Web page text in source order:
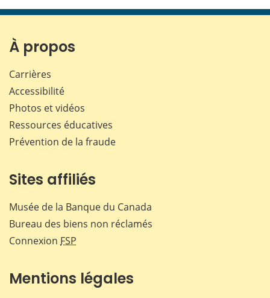
page page page page
À propos
Carrières
Accessibilité
Photos et vidéos
Ressources éducatives
Prévention de la fraude
Sites affiliés
Musée de la Banque du Canada
Bureau des biens non réclamés
Connexion FSP
Mentions légales